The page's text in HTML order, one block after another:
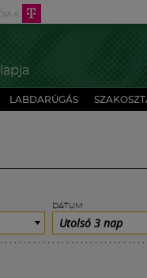
LABDARÚGÁS
DÁTUM
Utolsó 3 nap